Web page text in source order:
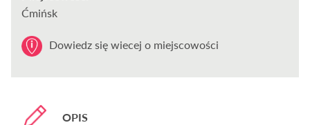
Ćmińsk
Dowiedz się wiecej o miejscowości
OPIS